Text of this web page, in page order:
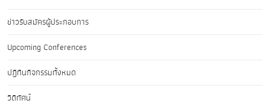
ข่าวรับสมัครผู้ประกอบการ
Upcoming Conferences
ปฏิทินกิจกรรมทั้งหมด
วิดีทัศน์